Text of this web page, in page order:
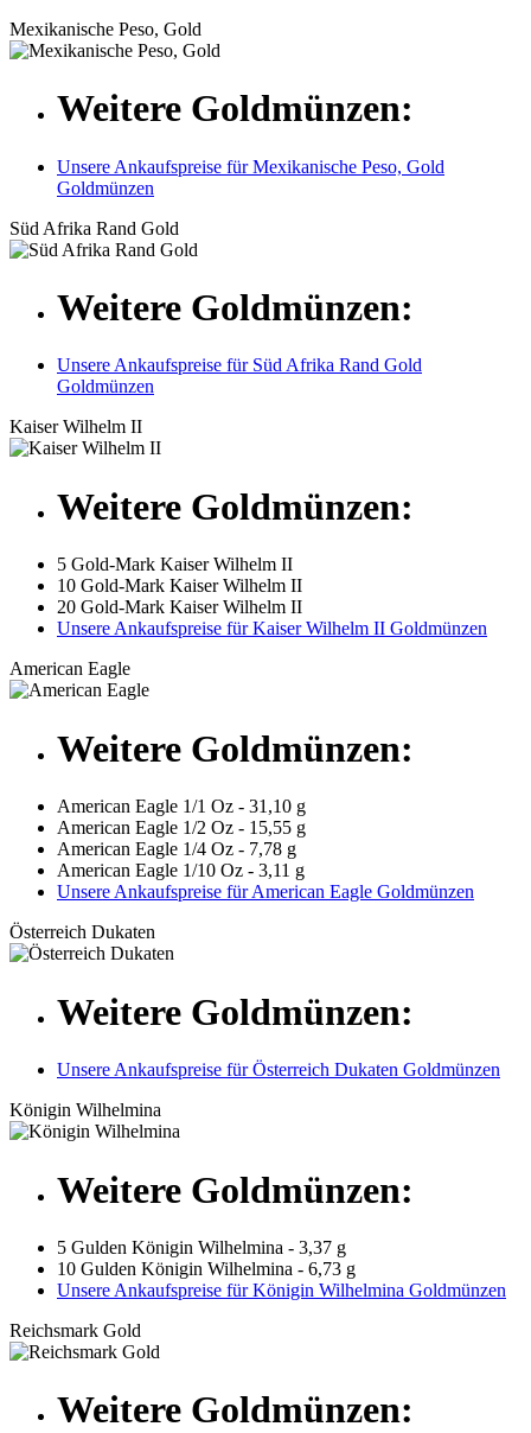
Mexikanische Peso, Gold
Weitere Goldmünzen:
Unsere Ankaufspreise für Mexikanische Peso, Gold
Goldmünzen
Süd Afrika Rand Gold
Weitere Goldmünzen:
Unsere Ankaufspreise für Süd Afrika Rand Gold
Goldmünzen
Kaiser Wilhelm II
Weitere Goldmünzen:
5 Gold-Mark Kaiser Wilhelm II
10 Gold-Mark Kaiser Wilhelm II
20 Gold-Mark Kaiser Wilhelm II
Unsere Ankaufspreise für Kaiser Wilhelm II Goldmünzen
American Eagle
Weitere Goldmünzen:
American Eagle 1/1 Oz - 31,10 g
American Eagle 1/2 Oz - 15,55 g
American Eagle 1/4 Oz - 7,78 g
American Eagle 1/10 Oz - 3,11 g
Unsere Ankaufspreise für American Eagle Goldmünzen
Österreich Dukaten
Weitere Goldmünzen:
Unsere Ankaufspreise für Österreich Dukaten Goldmünzen
Königin Wilhelmina
Weitere Goldmünzen:
5 Gulden Königin Wilhelmina - 3,37 g
10 Gulden Königin Wilhelmina - 6,73 g
Unsere Ankaufspreise für Königin Wilhelmina Goldmünzen
Reichsmark Gold
Weitere Goldmünzen: